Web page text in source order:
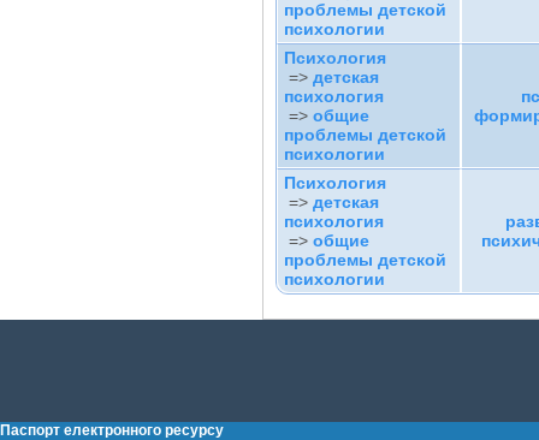
проблемы детской
психологии
Психология
=> детская
психология
=> общие
проблемы детской
психологии
Психология
=> детская
психология
=> общие
проблемы детской
психологии
Паспорт електронного ресурсу